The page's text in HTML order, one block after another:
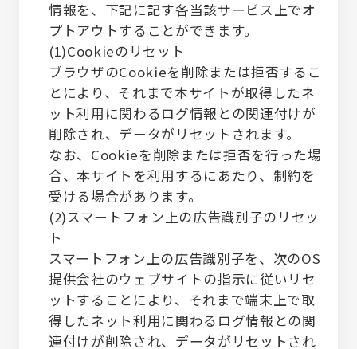
情報を、下記に記す各当該サービス上でオ
プトアウトすることができます。
(1)Cookieのリセット
ブラウザのCookieを削除または拒否するこ
とにより、それまで本サイトが取得したネ
ット利用に関わるログ情報との関連付けが
削除され、データがリセットされます。
なお、Cookieを削除または拒否を行った場
合、本サイトを利用するにあたり、制約を
受ける場合があります。
(2)スマートフォン上の広告識別子のリセッ
ト
スマートフォン上の広告識別子を、次のOS
提供会社のウェブサイトの指示に従いリセ
ットすることにより、それまで端末上で取
得したネット利用に関わるログ情報との関
連付けが削除され、データがリセットされ